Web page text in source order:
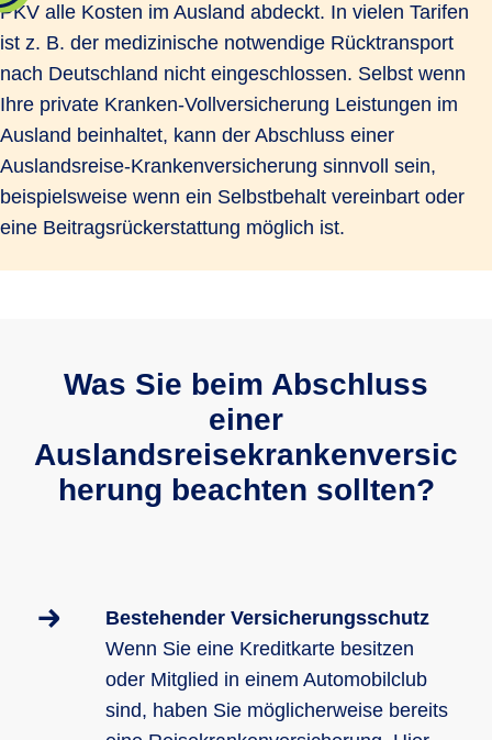
PKV alle Kosten im Ausland abdeckt. In vielen Tarifen
ist z. B. der medizinische notwendige Rücktransport
nach Deutschland nicht eingeschlossen. Selbst wenn
Ihre private Kranken-Voll­ver­si­cherung Leistungen im
Ausland beinhaltet, kann der Abschluss einer
Auslandsreise-Kran­ken­ver­si­che­rung sinnvoll sein,
beispielsweise wenn ein Selbstbehalt vereinbart oder
eine Beitragsrückerstattung möglich ist.
Was Sie beim Abschluss
einer
Auslandsreisekrankenversic
herung beachten sollten?
Bestehender Versicherungsschutz
Wenn Sie eine Kreditkarte besitzen
oder Mitglied in einem Automobilclub
sind, haben Sie möglicherweise bereits